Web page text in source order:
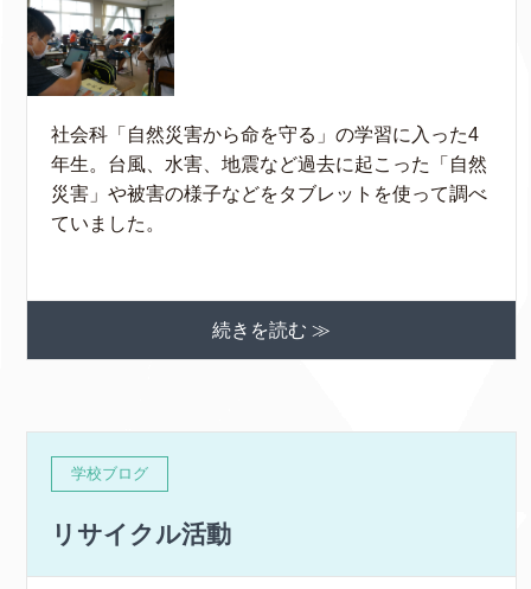
社会科「自然災害から命を守る」の学習に入った4
年生。台風、水害、地震など過去に起こった「自然
災害」や被害の様子などをタブレットを使って調べ
ていました。
続きを読む ≫
学校ブログ
リサイクル活動